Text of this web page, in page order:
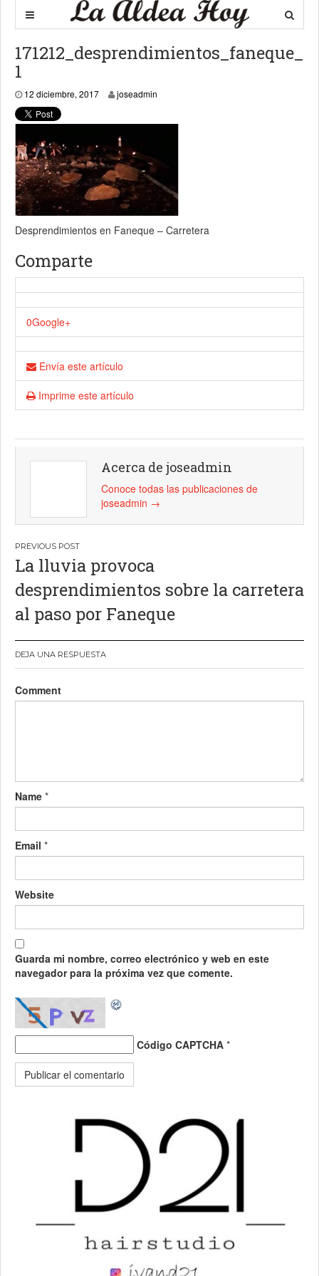
171212_desprendimientos_faneque_
1
12 diciembre, 201712 diciembre, 2017
joseadmin
Desprendimientos en Faneque – Carretera
Comparte
0Google+
Envía este artículo
Imprime este artículo
Acerca de joseadmin
Conoce todas las publicaciones de
joseadmin →
Navegación
de
entradas
La lluvia provoca
desprendimientos sobre la carretera
al paso por Faneque
DEJA UNA RESPUESTA
Comment
Name *
Email *
Website
Guarda mi nombre, correo electrónico y web en este
navegador para la próxima vez que comente.
Código CAPTCHA *